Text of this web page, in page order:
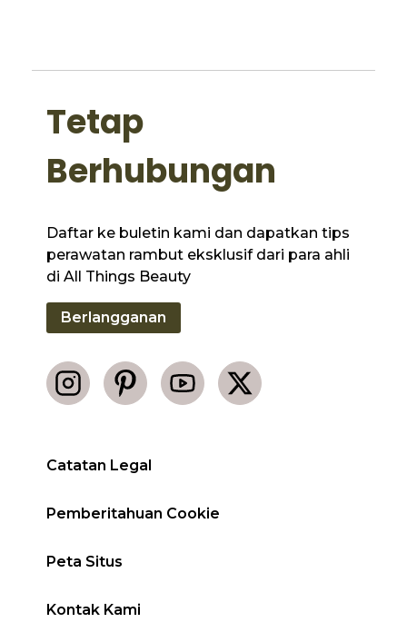
Catatan Legal
Pemberitahuan Cookie
Peta Situs
Kontak Kami
Tetap
Berhubungan
Daftar ke buletin kami dan dapatkan tips
perawatan rambut eksklusif dari para ahli
di All Things Beauty
Berlangganan